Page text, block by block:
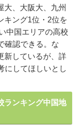
大、大阪大、九州
キング1位・2位を
中国エリアの高校
確認できる。な
新しているが、詳
にしてほしいとし
ランキング中国地